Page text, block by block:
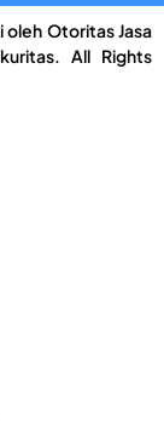
oleh Otoritas Jasa
All Rights